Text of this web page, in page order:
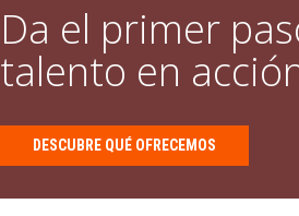
Da el primer
talento en
DESCUBRE QUÉ OFRECEMOS